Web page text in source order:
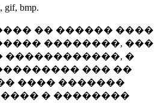
gif, bmp.
�� ������ ����
��������, ���
������������, �
��� ��
���� �������
� ��������